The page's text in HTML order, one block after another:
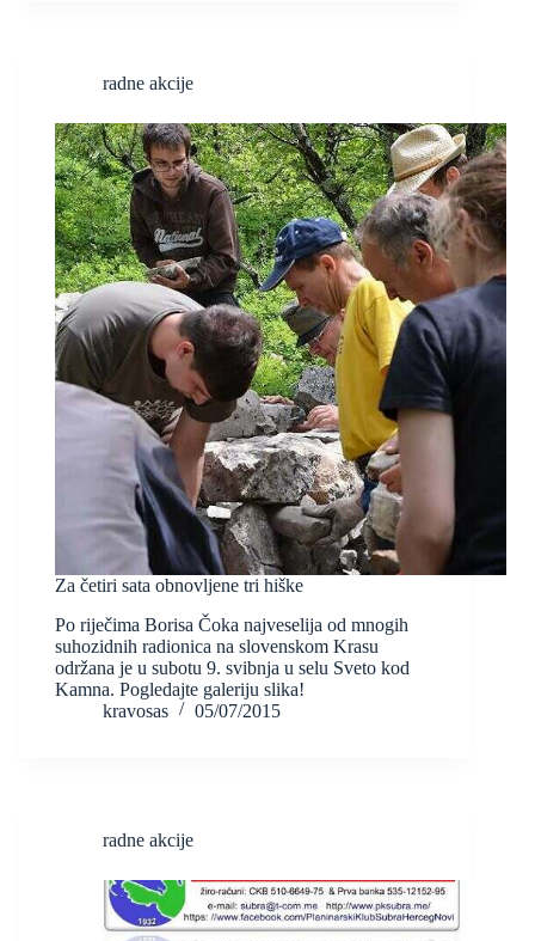
radne akcije
Za četiri sata obnovljene tri hiške
Po riječima Borisa Čoka najveselija od mnogih
suhozidnih radionica na slovenskom Krasu
održana je u subotu 9. svibnja u selu Sveto kod
Kamna. Pogledajte galeriju slika!
kravosas
05/07/2015
radne akcije